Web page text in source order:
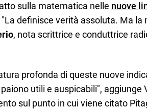
sulla matematica nelle nuove
definisce verità assoluta. Ma la
, nota scrittrice e conduttrice
profonda di queste nuove
utili e auspicabili", aggiunge
sul punto in cui viene citato